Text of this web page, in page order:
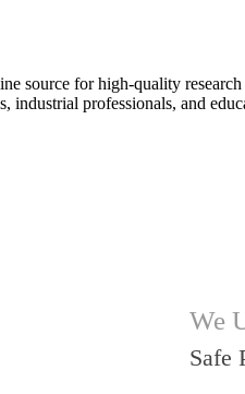
source for high-quality
industrial professionals, and
We
Safe